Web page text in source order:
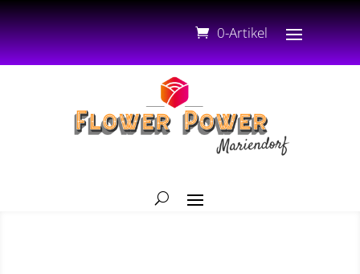
0-Artikel